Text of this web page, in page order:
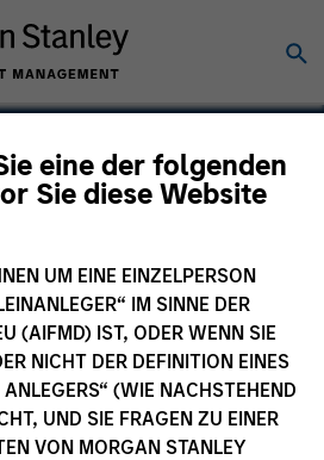
eine der folgenden
Sie diese Website
UM EINE EINZELPERSON
IM SINNE DER
(AIFMD) IST, ODER WENN SIE
NICHT DER DEFINITION EINES
(WIE NACHSTEHEND
UND SIE FRAGEN ZU EINER
VON MORGAN STANLEY